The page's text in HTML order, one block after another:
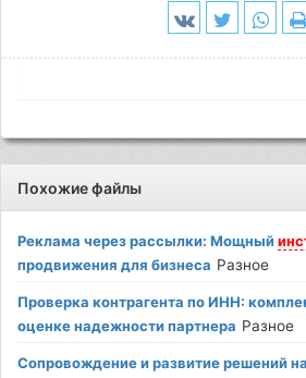
Похожие файлы
Реклама через рассылки: Мощный
продвижения для бизнеса Разное
Проверка контрагента по ИНН:
оценке надежности партнера Разное
Сопровождение и развитие решений